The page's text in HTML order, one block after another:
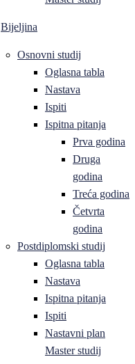
Bijeljina
Osnovni studij
Oglasna tabla
Nastava
Ispiti
Ispitna pitanja
Prva godina
Druga
godina
Treća godina
Četvrta
godina
Postdiplomski studij
Oglasna tabla
Nastava
Ispitna pitanja
Ispiti
Nastavni plan
Master studij